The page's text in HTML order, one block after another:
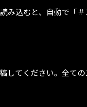
み込むと、自動で「
てください。全て